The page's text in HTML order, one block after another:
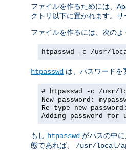
ファイルを作るためには、
クトリ以下に置かれます。
ファイルを作るには、次のよ
htpasswd -c /usr/
htpasswd は、パスワードを
# htpasswd -c /usr/
New password:
Re-type new
Adding password for
もし htpasswd がパスの中
態であれば、 /usr/local/